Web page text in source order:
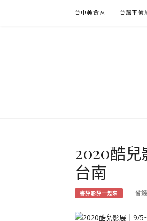
台中美食區 台灣平價
2020酷兒
台南
書評影評一起來 省